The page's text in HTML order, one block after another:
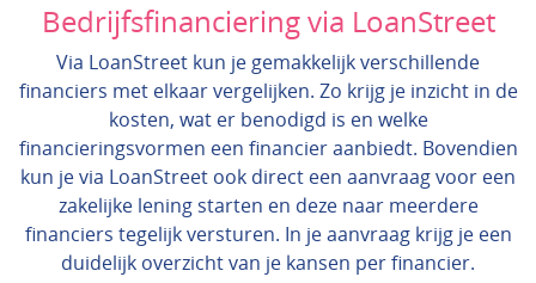
Bedrijfsfinanciering via LoanStreet
Via LoanStreet kun je gemakkelijk verschillende
financiers met elkaar vergelijken. Zo krijg je inzicht in de
kosten, wat er benodigd is en welke
financieringsvormen een financier aanbiedt. Bovendien
kun je via LoanStreet ook direct een aanvraag voor een
zakelijke lening starten en deze naar meerdere
financiers tegelijk versturen. In je aanvraag krijg je een
duidelijk overzicht van je kansen per financier.